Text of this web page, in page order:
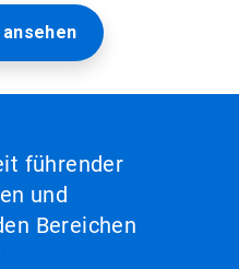
führender
und
Bereichen